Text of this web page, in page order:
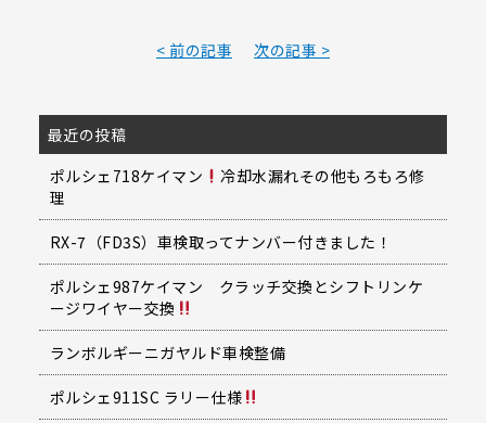
< 前の記事 次の記事 >
最近の投稿
ポルシェ718ケイマン
冷却水漏れその他もろもろ修
理
RX-7（FD3S）車検取ってナンバー付きました！
ポルシェ987ケイマン クラッチ交換とシフトリンケ
ージワイヤー交換
ランボルギーニガヤルド車検整備
ポルシェ911SC ラリー仕様